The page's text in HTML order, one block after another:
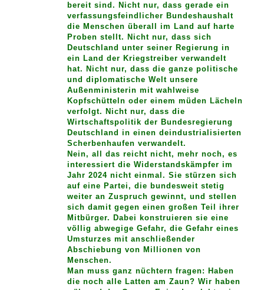
bereit sind. Nicht nur, dass gerade ein
verfassungsfeindlicher Bundeshaushalt
die Menschen überall im Land auf harte
Proben stellt. Nicht nur, dass sich
Deutschland unter seiner Regierung in
ein Land der Kriegstreiber verwandelt
hat. Nicht nur, dass die ganze politische
und diplomatische Welt unsere
Außenministerin mit wahlweise
Kopfschütteln oder einem müden Lächeln
verfolgt. Nicht nur, dass die
Wirtschaftspolitik der Bundesregierung
Deutschland in einen deindustrialisierten
Scherbenhaufen verwandelt.
Nein, all das reicht nicht, mehr noch, es
interessiert die Widerstandskämpfer im
Jahr 2024 nicht einmal. Sie stürzen sich
auf eine Partei, die bundesweit stetig
weiter an Zuspruch gewinnt, und stellen
sich damit gegen einen großen Teil ihrer
Mitbürger. Dabei konstruieren sie eine
völlig abwegige Gefahr, die Gefahr eines
Umsturzes mit anschließender
Abschiebung von Millionen von
Menschen.
Man muss ganz nüchtern fragen: Haben
die noch alle Latten am Zaun? Wir haben